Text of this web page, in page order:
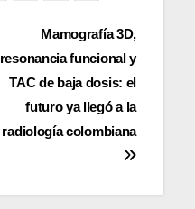
Mamografía 3D,
resonancia funcional y
TAC de baja dosis: el
futuro ya llegó a la
radiología colombiana